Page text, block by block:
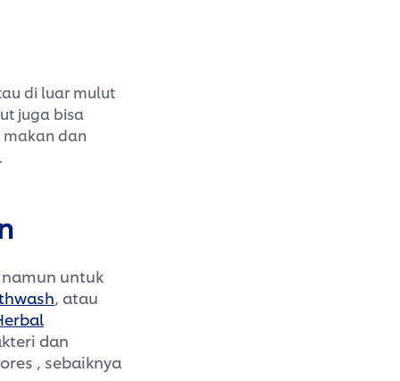
di luar mulut
juga bisa
dan
untuk
, atau
dan
, sebaiknya